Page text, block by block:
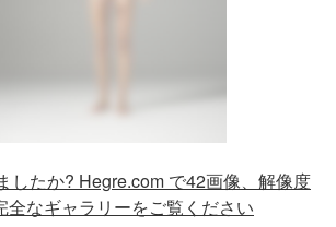
したか? Hegre.com で42画像、解像度
全なギャラリーをご覧ください